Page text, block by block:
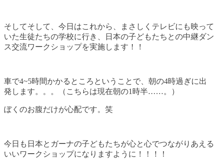
そしてそして、今日はこれから、まさしくテレビにも映って
いた生徒たちの学校に行き、日本の子どもたちとの中継ダン
ス交流ワークショップを実施します！！
車で4~5時間かかるところということで、朝の4時過ぎに出
発します。。。（こちらは現在朝の1時半……。）
ぼくのお腹だけが心配です。笑
今日も日本とガーナの子どもたちが心と心でつながりあえる
いいワークショップになりますように！！！！